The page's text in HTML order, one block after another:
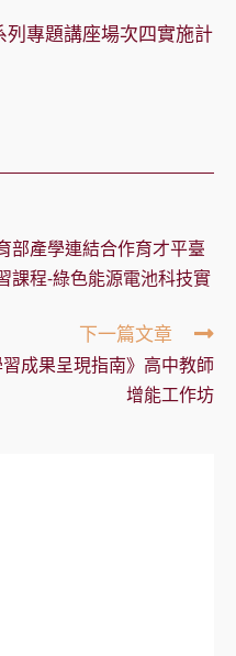
列專題講座場次四實施計
部產學連結合作育才平臺
課程-綠色能源電池科技實
下一篇文章
成果呈現指南》高中教師
增能工作坊